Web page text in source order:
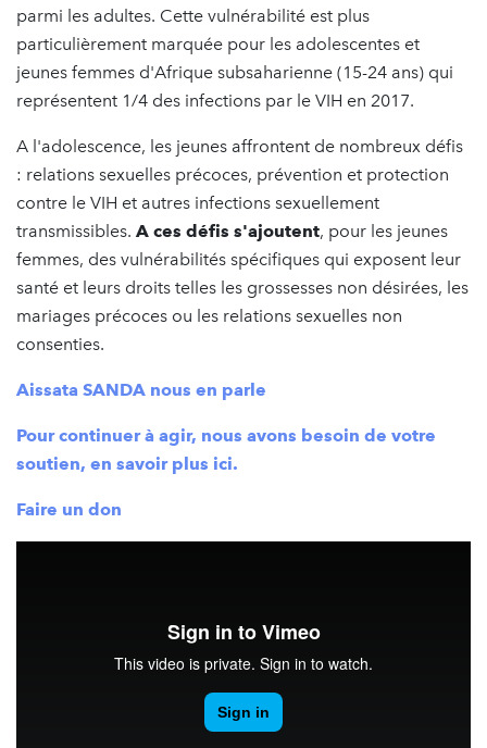
parmi les adultes. Cette vulnérabilité est plus
particulièrement marquée pour les adolescentes et
jeunes femmes d'Afrique subsaharienne (15-24 ans) qui
représentent 1/4 des infections par le VIH en 2017.
A l'adolescence, les jeunes affrontent de nombreux défis
: relations sexuelles précoces, prévention et protection
contre le VIH et autres infections sexuellement
transmissibles. A ces défis s'ajoutent, pour les jeunes
femmes, des vulnérabilités spécifiques qui exposent leur
santé et leurs droits telles les grossesses non désirées, les
mariages précoces ou les relations sexuelles non
consenties.
Aissata SANDA nous en parle
Pour continuer à agir, nous avons besoin de votre
soutien, en savoir plus ici.
Faire un don